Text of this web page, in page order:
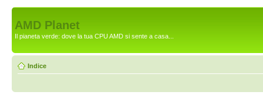
AMD Planet
Il pianeta verde: dove la tua CPU AMD si sente a casa...
Indice